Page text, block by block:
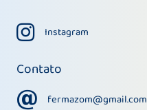
InstagramInstagram
Contato
fermazom@gmail.com
fermazom@gmail.com